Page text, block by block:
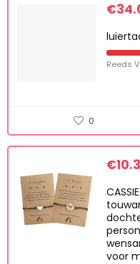
€
Reeds
0
€
voor